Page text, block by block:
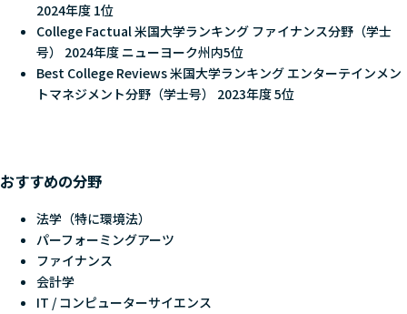
2024年度 1位
College Factual 米国大学ランキング ファイナンス分野（学士
号） 2024年度 ニューヨーク州内5位
Best College Reviews 米国大学ランキング エンターテインメン
トマネジメント分野（学士号） 2023年度 5位
おすすめの分野
法学（特に環境法）
パーフォーミングアーツ
ファイナンス
会計学
IT / コンピューターサイエンス